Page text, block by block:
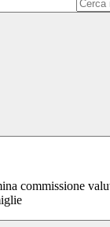
commissione